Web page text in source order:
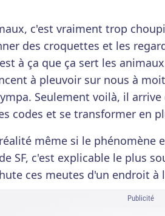
c'est vraiment trop
des croquettes et les
à ça que ça sert les
à pleuvoir sur nous à
Seulement voilà, il
codes et se transformer en
même si le phénomène
SF, c'est explicable le plus
ces meutes d'un endroit à
Publicité